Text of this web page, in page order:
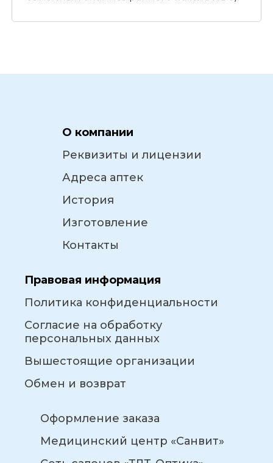
О компании
Реквизиты и лицензии
Адреса аптек
История
Изготовление
Контакты
Правовая информация
Политика конфиденциальности
Согласие на обработку
персональных данных
Вышестоящие организации
Обмен и возврат
Оформление заказа
Медицинский центр «Санвит»